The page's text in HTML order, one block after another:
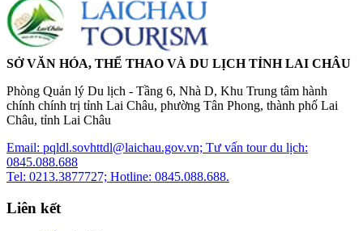
SỞ VĂN HÓA, THỂ THAO VÀ DU LỊCH TỈNH LAI CHÂU
Phòng Quản lý Du lịch - Tầng 6, Nhà D, Khu Trung tâm hành
chính chính trị tỉnh Lai Châu, phường Tân Phong, thành phố Lai
Châu, tỉnh Lai Châu
Email: pqldl.sovhttdl@laichau.gov.vn; Tư vấn tour du lịch:
0845.088.688
Tel: 0213.3877727; Hotline: 0845.088.688.
Liên kết